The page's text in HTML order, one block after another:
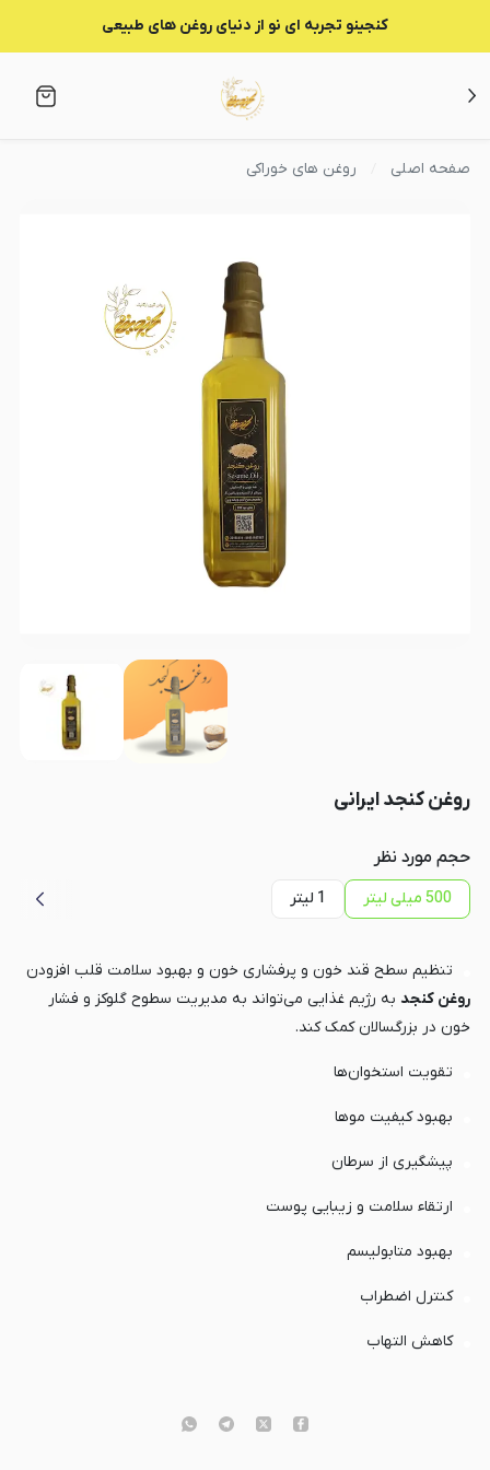
کنجینو تجربه ای نو از دنیای روغن های طبیعی
صفحه اصلی روغن های خوراکی
روغن کنجد ایرانی
حجم مورد نظر
500 میلی لیتر 1 لیتر
تنظیم سطح قند خون و پرفشاری خون و بهبود سلامت قلب افزودن
روغن کنجد به رژیم غذایی می‌تواند به مدیریت سطوح گلوکز و فشار
خون در بزرگسالان کمک کند.
تقویت استخوان‌ها
بهبود کیفیت موها
پیشگیری از سرطان
ارتقاء سلامت و زیبایی پوست
بهبود متابولیسم
کنترل اضطراب
کاهش التهاب